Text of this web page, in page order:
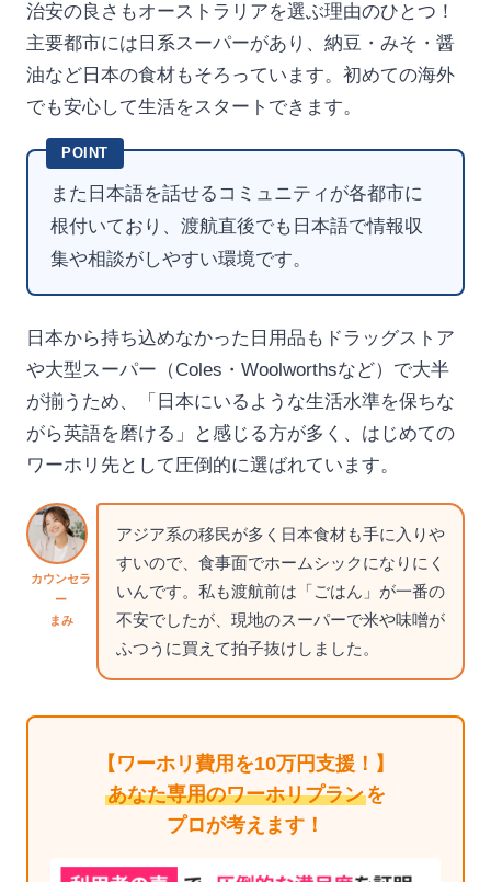
治安の良さもオーストラリアを選ぶ理由のひとつ！
主要都市には日系スーパーがあり、納豆・みそ・醤
油など日本の食材もそろっています。初めての海外
でも安心して生活をスタートできます。
POINT
また日本語を話せるコミュニティが各都市に
根付いており、渡航直後でも日本語で情報収
集や相談がしやすい環境です。
日本から持ち込めなかった日用品もドラッグストア
や大型スーパー（Coles・Woolworthsなど）で大半
が揃うため、「日本にいるような生活水準を保ちな
がら英語を磨ける」と感じる方が多く、はじめての
ワーホリ先として圧倒的に選ばれています。
カウンセラ
ー
まみ
アジア系の移民が多く日本食材も手に入りや
すいので、食事面でホームシックになりにく
いんです。私も渡航前は「ごはん」が一番の
不安でしたが、現地のスーパーで米や味噌が
ふつうに買えて拍子抜けしました。
【ワーホリ費用を10万円支援！】
あなた専用のワーホリプランを
プロが考えます！